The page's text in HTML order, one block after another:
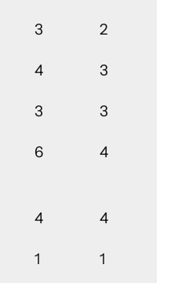
3 2
4 3
3 3
6 4
4 4
1 1